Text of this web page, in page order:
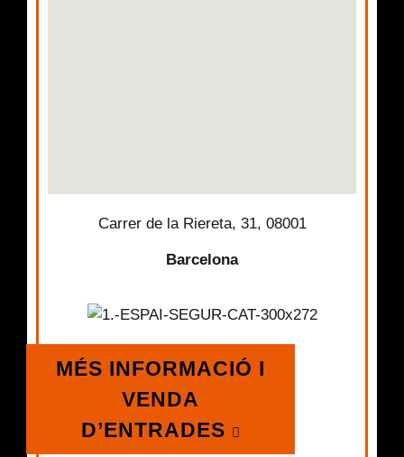
MÉS INFORMACIÓ I
VENDA
D’ENTRADES
Carrer de la Riereta, 31, 08001
Barcelona